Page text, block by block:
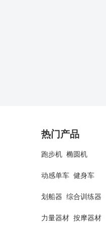
热门产品
跑步机 椭圆机
动感单车 健身车
划船器 综合训练器
力量器材 按摩器材